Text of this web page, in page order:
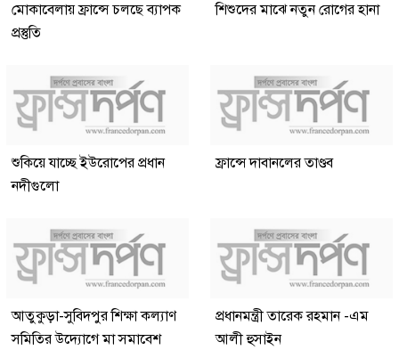
মোকাবেলায় ফ্রান্সে চলছে ব্যাপক
প্রস্তুতি
শিশুদের মাঝে নতুন রোগের হানা
শুকিয়ে যাচ্ছে ইউরোপের প্রধান
নদীগুলো
ফ্রান্সে দাবানলের তাণ্ডব
আতুকুড়া-সুবিদপুর শিক্ষা কল্যাণ
সমিতির উদ্যোগে মা সমাবেশ
প্রধানমন্ত্রী তারেক রহমান -এম
আলী হুসাইন